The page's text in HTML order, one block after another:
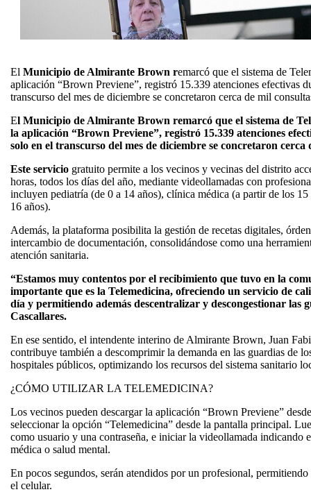
El Municipio de Almirante Brown remarcó que el sistema de
aplicación “Brown Previene”, registró 15.339 atenciones efectivas
transcurso del mes de diciembre se concretaron cerca de mil
El Municipio de Almirante Brown remarcó que el sistema de
la aplicación “Brown Previene”, registró 15.339 atenciones
solo en el transcurso del mes de diciembre se concretaron cerca
Este servicio gratuito permite a los vecinos y vecinas del distrito
horas, todos los días del año, mediante videollamadas con
incluyen pediatría (de 0 a 14 años), clínica médica (a partir de los
16 años).
Además, la plataforma posibilita la gestión de recetas digitales,
intercambio de documentación, consolidándose como una
atención sanitaria.
“Estamos muy contentos por el recibimiento que tuvo en la
importante que es la Telemedicina, ofreciendo un servicio de
día y permitiendo además descentralizar y descongestionar las
Cascallares.
En ese sentido, el intendente interino de Almirante Brown, Juan
contribuye también a descomprimir la demanda en las guardias de
hospitales públicos, optimizando los recursos del sistema sanitario
¿CÓMO UTILIZAR LA TELEMEDICINA?
Los vecinos pueden descargar la aplicación “Brown Previene”
seleccionar la opción “Telemedicina” desde la pantalla principal.
como usuario y una contraseña, e iniciar la videollamada indicando
médica o salud mental.
En pocos segundos, serán atendidos por un profesional,
el celular.